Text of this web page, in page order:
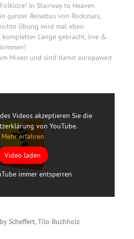
In Stairway to Heaven
ganzer Reisebus von Rockstars,
Übung wird mal eben
kompletter Länge gebracht, live &
Mixen und sind damit europaweit
Videos akzeptieren Sie die
von YouTube.
Mehr erfahren
Video laden
immer entsperren
Scheffert, Tilo Buchholz